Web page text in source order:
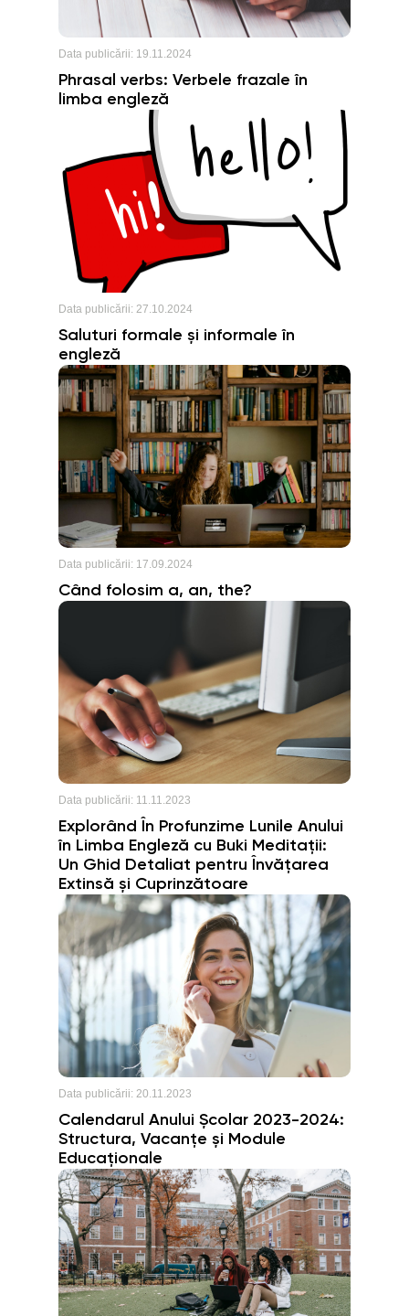
Data publicării: 19.11.2024
Phrasal verbs: Verbele frazale în
limba engleză
Data publicării: 27.10.2024
Saluturi formale și informale în
engleză
Data publicării: 17.09.2024
Când folosim a, an, the?
Data publicării: 11.11.2023
Explorând În Profunzime Lunile Anului
în Limba Engleză cu Buki Meditații:
Un Ghid Detaliat pentru Învățarea
Extinsă și Cuprinzătoare
Data publicării: 20.11.2023
Calendarul Anului Școlar 2023-2024:
Structura, Vacanțe și Module
Educaționale